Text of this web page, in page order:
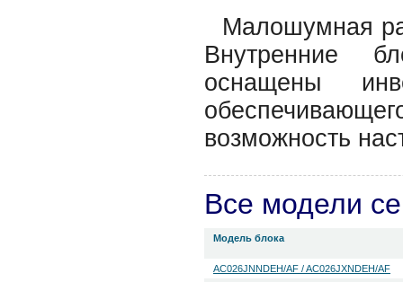
Малошумная
Внутренние
оснащены
возможность
Все модели
Модель блока
AC026JNNDEH/AF / AC026JXNDEH/AF